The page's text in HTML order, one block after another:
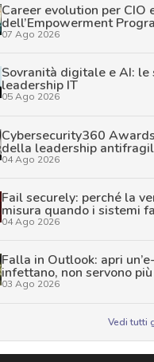
Career evolution per CIO
dell’Empowerment
07 Ago 2026
Sovranità digitale e AI: le
leadership IT
05 Ago 2026
Cybersecurity360
della leadership
04 Ago 2026
Fail securely: perché la
misura quando i sistemi
04 Ago 2026
Falla in Outlook: apri
infettano, non servono
03 Ago 2026
Vedi tutti